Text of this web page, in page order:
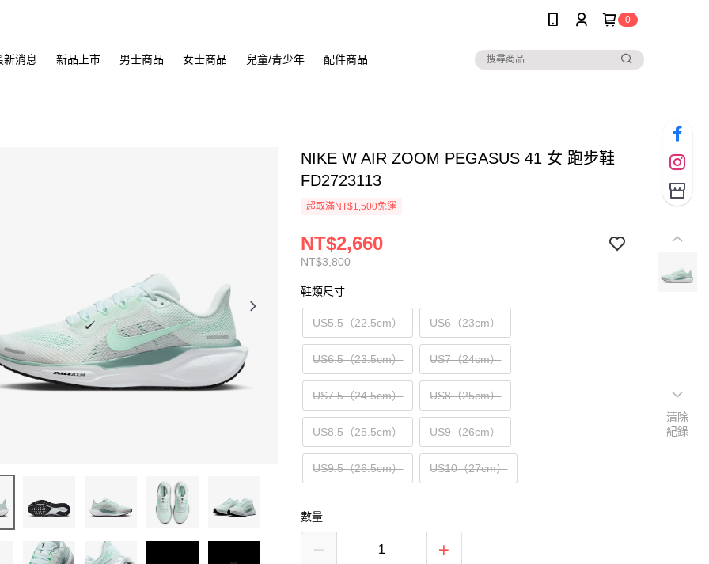
0
新消息 新品上市 男士商品 女士商品 兒童/青少年 配件商品
NIKE W AIR ZOOM PEGASUS 41 女 跑步鞋
FD2723113
超取滿NT$1,500免運
NT$3,800
NT$2,660
鞋類尺寸
US5.5（22.5cm） US6（23cm）
US6.5（23.5cm） US7（24cm）
US7.5（24.5cm） US8（25cm）
US8.5（25.5cm） US9（26cm）
US9.5（26.5cm） US10（27cm）
數量
清除
紀錄